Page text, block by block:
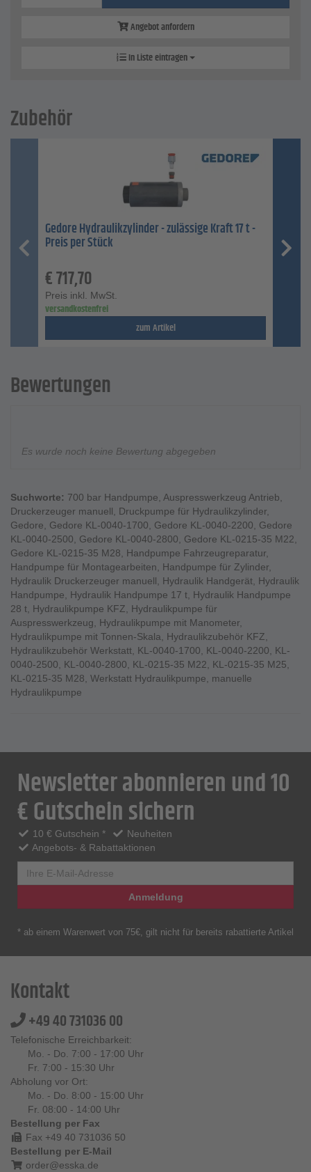
Angebot anfordern
In Liste eintragen
Zubehör
Gedore Hydraulikzylinder - zulässige Kraft 17 t -
Preis per Stück
€717,70
Preis inkl. MwSt.
versandkostenfrei
zum Artikel
Bewertungen
Es wurde noch keine Bewertung abgegeben
Suchworte: 700 bar Handpumpe, Auspresswerkzeug Antrieb,
Druckerzeuger manuell, Druckpumpe für Hydraulikzylinder,
Gedore, Gedore KL-0040-1700, Gedore KL-0040-2200, Gedore
KL-0040-2500, Gedore KL-0040-2800, Gedore KL-0215-35 M22,
Gedore KL-0215-35 M28, Handpumpe Fahrzeugreparatur,
Handpumpe für Montagearbeiten, Handpumpe für Zylinder,
Hydraulik Druckerzeuger manuell, Hydraulik Handgerät, Hydraulik
Handpumpe, Hydraulik Handpumpe 17 t, Hydraulik Handpumpe
28 t, Hydraulikpumpe KFZ, Hydraulikpumpe für
Auspresswerkzeug, Hydraulikpumpe mit Manometer,
Hydraulikpumpe mit Tonnen-Skala, Hydraulikzubehör KFZ,
Hydraulikzubehör Werkstatt, KL-0040-1700, KL-0040-2200, KL-
0040-2500, KL-0040-2800, KL-0215-35 M22, KL-0215-35 M25,
KL-0215-35 M28, Werkstatt Hydraulikpumpe, manuelle
Hydraulikpumpe
Newsletter abonnieren und 10
€ Gutschein sichern
10 € Gutschein *
Neuheiten
Angebots- & Rabattaktionen
Anmeldung
* ab einem Warenwert von 75€, gilt nicht für bereits rabattierte Artikel
Kontakt
+49 40 731036 00
Telefonische Erreichbarkeit:
Mo. - Do. 7:00 - 17:00 Uhr
Fr. 7:00 - 15:30 Uhr
Abholung vor Ort:
Mo. - Do. 8:00 - 15:00 Uhr
Fr. 08:00 - 14:00 Uhr
Bestellung per Fax
Fax +49 40 731036 50
Bestellung per E-Mail
order@esska.de